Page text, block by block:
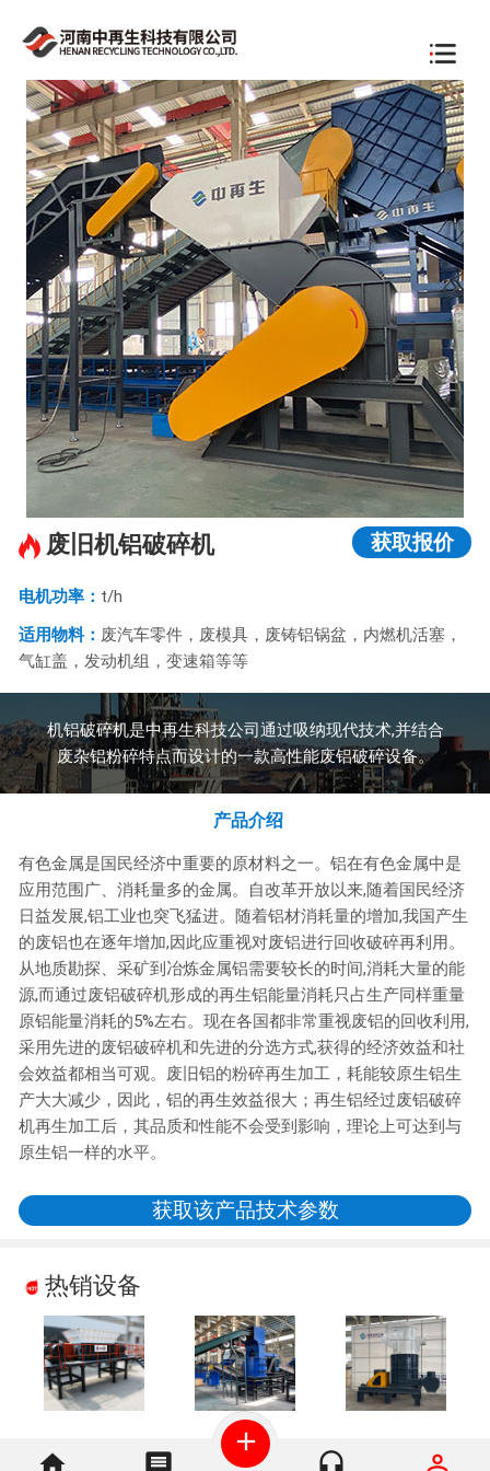
废旧机铝破碎机 获取报价
电机功率： t/h
适用物料： 废汽车零件，废模具，废铸铝锅盆，内燃机活塞，
气缸盖，发动机组，变速箱等等
机铝破碎机是中再生科技公司通过吸纳现代技术,并结合
废杂铝粉碎特点而设计的一款高性能废铝破碎设备。
产品介绍
有色金属是国民经济中重要的原材料之一。铝在有色金属中是
应用范围广、消耗量多的金属。自改革开放以来,随着国民经济
日益发展,铝工业也突飞猛进。随着铝材消耗量的增加,我国产生
的废铝也在逐年增加,因此应重视对废铝进行回收破碎再利用。
从地质勘探、采矿到冶炼金属铝需要较长的时间,消耗大量的能
源,而通过废铝破碎机形成的再生铝能量消耗只占生产同样重量
原铝能量消耗的5%左右。现在各国都非常重视废铝的回收利用,
采用先进的废铝破碎机和先进的分选方式,获得的经济效益和社
会效益都相当可观。废旧铝的粉碎再生加工，耗能较原生铝生
产大大减少，因此，铝的再生效益很大；再生铝经过废铝破碎
机再生加工后，其品质和性能不会受到影响，理论上可达到与
原生铝一样的水平。
获取该产品技术参数
热销设备
add